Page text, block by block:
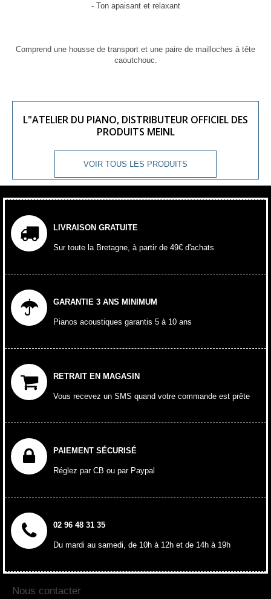
- Ton apaisant et relaxant
Comprend une housse de transport et une paire de mailloches à tête
caoutchouc.
L"ATELIER DU PIANO, DISTRIBUTEUR OFFICIEL DES
PRODUITS MEINL
VOIR TOUS LES PRODUITS
LIVRAISON GRATUITE
Sur toute la Bretagne, à partir de 49€ d'achats
GARANTIE 3 ANS MINIMUM
Pianos acoustiques garantis 5 à 10 ans
RETRAIT EN MAGASIN
Vous recevez un SMS quand votre commande est prête
PAIEMENT SÉCURISÉ
Réglez par CB ou par Paypal
02 96 48 31 35
Du mardi au samedi, de 10h à 12h et de 14h à 19h
Nous contacter